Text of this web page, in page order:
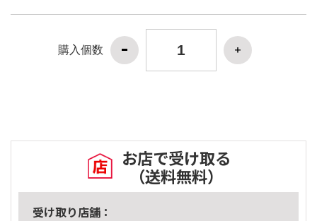
購入個数
お店で受け取る
（送料無料）
受け取り店舗：